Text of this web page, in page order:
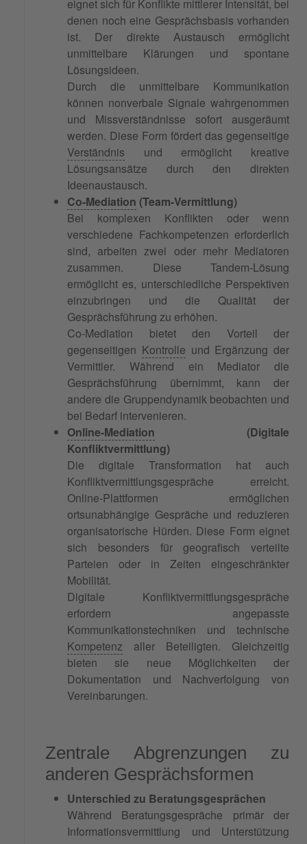
eignet sich für Konflikte mittlerer Intensität, bei
denen noch eine Gesprächsbasis vorhanden
ist. Der direkte Austausch ermöglicht
unmittelbare Klärungen und spontane
Lösungsideen.
Durch die unmittelbare Kommunikation
können nonverbale Signale wahrgenommen
und Missverständnisse sofort ausgeräumt
werden. Diese Form fördert das gegenseitige
Verständnis und ermöglicht kreative
Lösungsansätze durch den direkten
Ideenaustausch.
Co-Mediation (Team-Vermittlung)
Bei komplexen Konflikten oder wenn
verschiedene Fachkompetenzen erforderlich
sind, arbeiten zwei oder mehr Mediatoren
zusammen. Diese Tandem-Lösung
ermöglicht es, unterschiedliche Perspektiven
einzubringen und die Qualität der
Gesprächsführung zu erhöhen.
Co-Mediation bietet den Vorteil der
gegenseitigen Kontrolle und Ergänzung der
Vermittler. Während ein Mediator die
Gesprächsführung übernimmt, kann der
andere die Gruppendynamik beobachten und
bei Bedarf intervenieren.
Online-Mediation (Digitale
Konfliktvermittlung)
Die digitale Transformation hat auch
Konfliktvermittlungsgespräche erreicht.
Online-Plattformen ermöglichen
ortsunabhängige Gespräche und reduzieren
organisatorische Hürden. Diese Form eignet
sich besonders für geografisch verteilte
Parteien oder in Zeiten eingeschränkter
Mobilität.
Digitale Konfliktvermittlungsgespräche
erfordern angepasste
Kommunikationstechniken und technische
Kompetenz aller Beteiligten. Gleichzeitig
bieten sie neue Möglichkeiten der
Dokumentation und Nachverfolgung von
Vereinbarungen.
Zentrale Abgrenzungen zu
anderen Gesprächsformen
Unterschied zu Beratungsgesprächen
Während Beratungsgespräche primär der
Informationsvermittlung und Unterstützung